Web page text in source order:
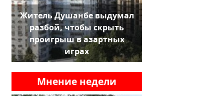
Житель Душанбе выдумал
разбой, чтобы скрыть
проигрыш в азартных
играх
Мнение недели